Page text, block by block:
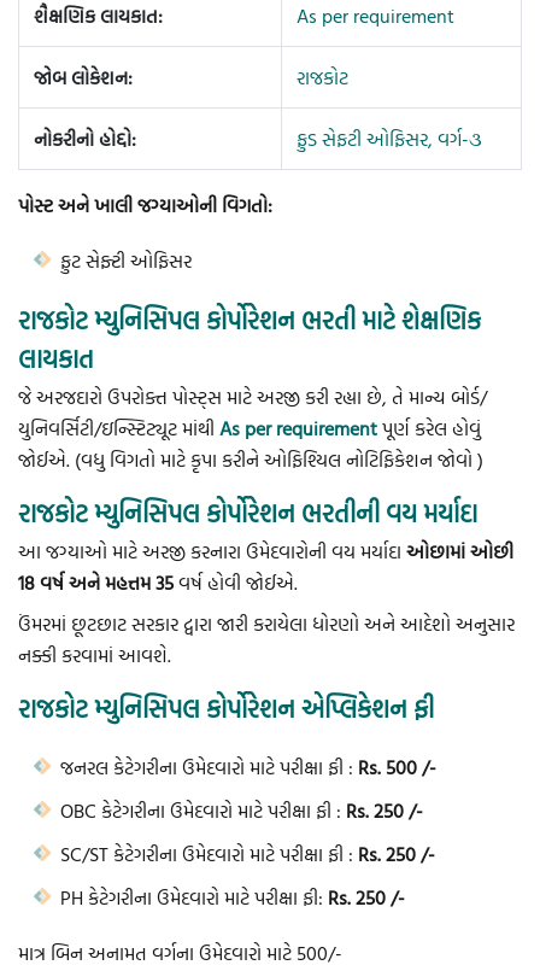
શૈક્ષણિક લાયકાત: As per requirement
જોબ લોકેશન: રાજકોટ
નોકરીનો હોદ્દો: ફુડ સેફટી ઓફિસર, વર્ગ-૩
પોસ્ટ અને ખાલી જગ્યાઓની વિગતો:
ફુટ સેફ્ટી ઓફિસર
રાજકોટ મ્યુનિસિપલ કોર્પોરેશન ભરતી માટે શેક્ષણિક
લાયકાત
જે અરજદારો ઉપરોક્ત પોસ્ટ્સ માટે અરજી કરી રહ્યા છે, તે માન્ય બોર્ડ/
યુનિવર્સિટી/ઇન્સ્ટિટ્યૂટ માંથી As per requirementપૂર્ણ કરેલ હોવું
જોઈએ. (વધુ વિગતો માટે કૃપા કરીને ઓફિશ્યિલ નોટિફિકેશન જોવો )
રાજકોટ મ્યુનિસિપલ કોર્પોરેશન ભરતીની વય મર્યાદા
આ જગ્યાઓ માટે અરજી કરનારા ઉમેદવારોની વય મર્યાદા ઓછામાં ઓછી
18 વર્ષ અને મહત્તમ 35વર્ષ હોવી જોઈએ.
ઉંમરમાં છૂટછાટ સરકાર દ્વારા જારી કરાયેલા ધોરણો અને આદેશો અનુસાર
નક્કી કરવામાં આવશે.
રાજકોટ મ્યુનિસિપલ કોર્પોરેશન એપ્લિકેશન ફી
જનરલ કેટેગરીના ઉમેદવારો માટે પરીક્ષા ફી : Rs. 500 /-
OBC કેટેગરીના ઉમેદવારો માટે પરીક્ષા ફી : Rs. 250 /-
SC/ST કેટેગરીના ઉમેદવારો માટે પરીક્ષા ફી : Rs. 250 /-
PH કેટેગરીના ઉમેદવારો માટે પરીક્ષા ફી: Rs. 250 /-
માત્ર બિન અનામત વર્ગના ઉમેદવારો માટે 500/-